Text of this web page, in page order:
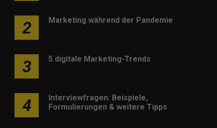
2 Marketing während der Pandemie
3 5 digitale Marketing-Trends
4
Interviewfragen: Beispiele,
Formulierungen & weitere Tipps